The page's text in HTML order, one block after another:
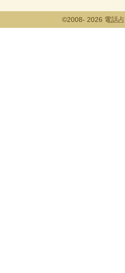
©2008- 2026 電話